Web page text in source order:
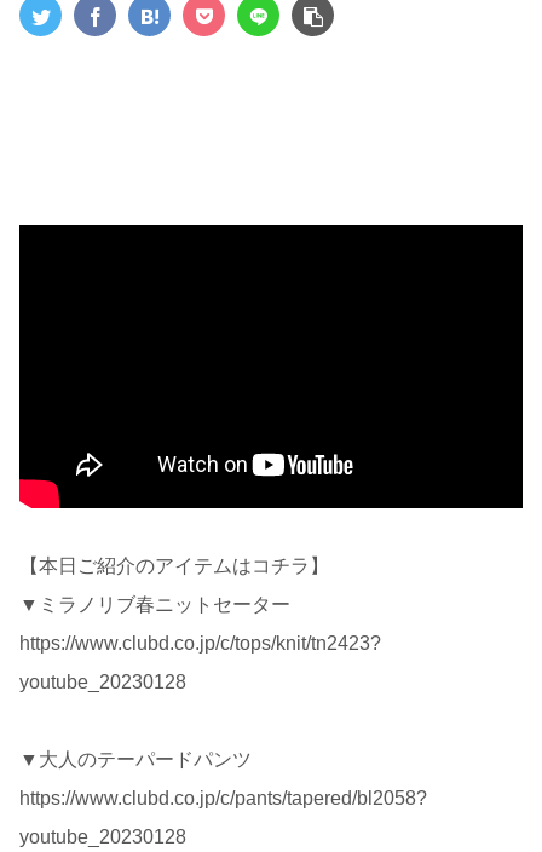
【本日ご紹介のアイテムはコチラ】
▼ミラノリブ春ニットセーター
https://www.clubd.co.jp/c/tops/knit/tn2423?
youtube_20230128
▼大人のテーパードパンツ
https://www.clubd.co.jp/c/pants/tapered/bl2058?
youtube_20230128